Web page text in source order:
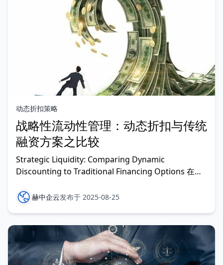
动态折扣策略
战略性流动性管理：动态折扣与传统
融资方案之比较
Strategic Liquidity: Comparing Dynamic
Discounting to Traditional Financing Options 在当
代，流动性战略已成为董事会层面关注的重大议题。如
今的CFO（首席财务官）不再仅仅是
赫中企云发布于 2025-08-25